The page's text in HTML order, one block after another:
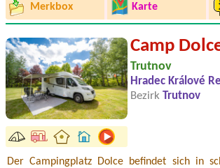
Merkbox Karte
Camp
Trutnov
Hradec Králové
Bezirk
Trutnov
Der Campingplatz Dolce befindet sich in